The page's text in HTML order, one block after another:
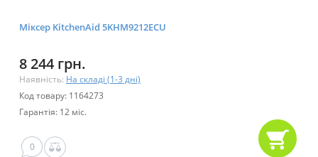
Міксер KitchenAid 5KHM9212ECU
8 244 грн.
Наявність: На складі (1-3 дні)
Код товару: 1164273
Гарантія: 12 міс.
0